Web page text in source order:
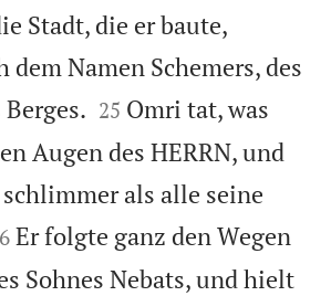
Stadt, die er baute,
dem Namen Schemers, des


25 Omri tat, was
Augen des HERRN, und
als alle seine
Er folgte ganz den Wegen
Sohnes Nebats, und hielt